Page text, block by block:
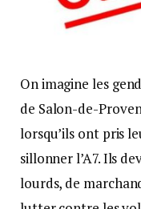
On imagine les
de Salon-de-
lorsqu’ils ont pris
sillonner l’A7. Ils
lourds, de